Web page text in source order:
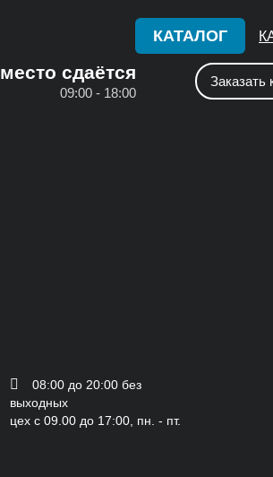
КАТАЛОГ
сдаётся
09:00 - 18:00
Заказать
08:00 до 20:00 без
выходных
цех с 09.00 до 17:00, пн. - пт.